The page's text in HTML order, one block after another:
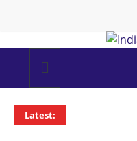
Indian
Observer
Latest: